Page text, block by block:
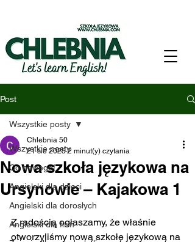
Post
Wszystkie posty
Co nowego!
Angielski dla dzieci
Angielski dla dorosłych
Angielski dla firm
Wszystkie posty
Nowa szkoła językowa na
Ursynowie – Kajakowa 1
Chlebnia 50
21 sie 2025 2 minut(y) czytania
Z radością ogłaszamy, że właśnie
otworzyliśmy nową szkołę językową na